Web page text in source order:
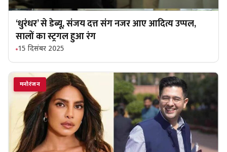
‘धुरंधर’ से डेब्यू, संजय दत्त संग नजर आए आदित्य उप्पल,
सालों का स्ट्रगल हुआ रंग
15 दिसंबर 2025
मनोरंजन